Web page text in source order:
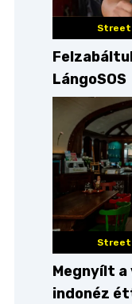
Street
LángoSOS
Street
Megnyílt
indonéz